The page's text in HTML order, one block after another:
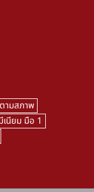
ามสภาพ
เนียม มือ 1